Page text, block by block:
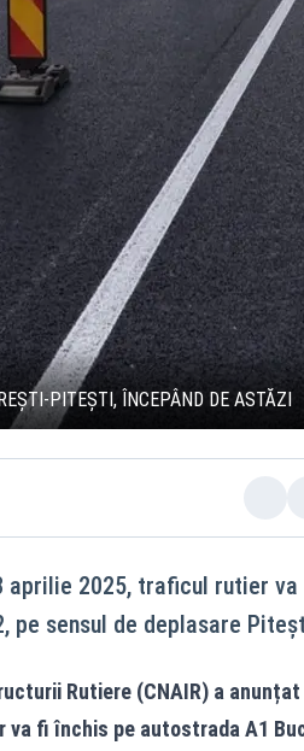
PITEȘTI, ÎNCEPÂND DE ASTĂZI
aprilie 2025, traficul rutier
pe sensul de deplasare
Rutiere (CNAIR) a anunțat
fi închis pe autostrada A1